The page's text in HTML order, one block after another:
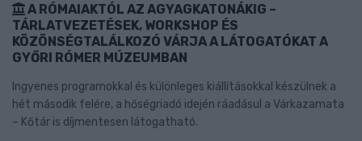
A RÓMAIAKTÓL AZ AGYAGKATONÁKIG –
TÁRLATVEZETÉSEK, WORKSHOP ÉS
KÖZÖNSÉGTALÁLKOZÓ VÁRJA A LÁTOGATÓKAT A
GYŐRI RÓMER MÚZEUMBAN
Ingyenes programokkal és különleges kiállításokkal készülnek a
hét második felére, a hőségriadó idején ráadásul a Várkazamata
– Kőtár is díjmentesen látogatható.